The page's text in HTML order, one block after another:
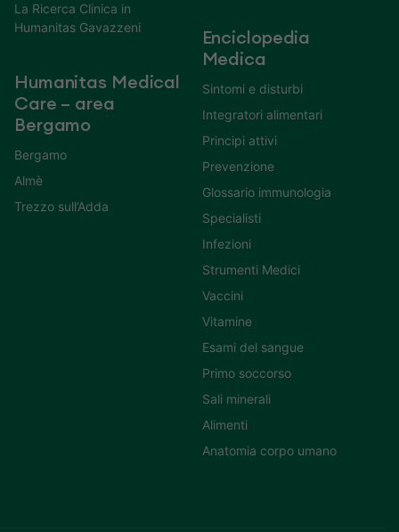
La Ricerca Clinica in
Humanitas Gavazzeni
Humanitas Medical
Care – area
Bergamo
Bergamo
Almè
Trezzo sull’Adda
Enciclopedia
Medica
Sintomi e disturbi
Integratori alimentari
Principi attivi
Prevenzione
Glossario immunologia
Specialisti
Infezioni
Strumenti Medici
Vaccini
Vitamine
Esami del sangue
Primo soccorso
Sali minerali
Alimenti
Anatomia corpo umano